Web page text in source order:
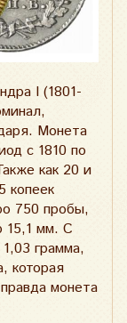
I (1801-
Монета
с 1810 по
как 20 и
копеек
750 пробы,
15,1 мм. С
грамма,
которая
монета